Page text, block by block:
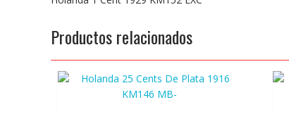
Productos relacionados